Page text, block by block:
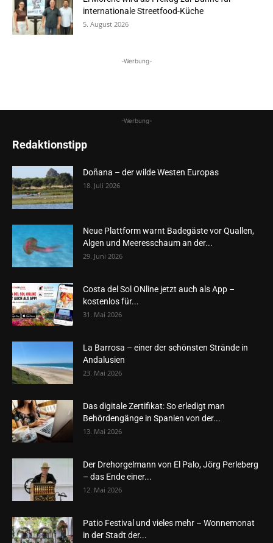
internationale Streetfood-Küche
5. August 2026
-Werbung-
-Werbung-
Redaktionstipp
Doñana – der wilde Westen Europas
18. Juli 2026
Neue Plattform warnt Badegäste vor Quallen,
Algen und Meeresschaum an der...
29. Juni 2026
Costa del Sol ONline jetzt auch als App –
kostenlos für...
31. Mai 2026
La Barrosa – einer der schönsten Strände in
Andalusien
23. Mai 2026
Das digitale Zertifikat: So erledigt man
Behördengänge in Spanien von der...
13. Mai 2026
Der Drehorgelmann von El Palo, Jörg Perleberg
– das Ende einer...
12. Mai 2026
Patio Festival und vieles mehr – Wonnemonat
in der Stadt der...